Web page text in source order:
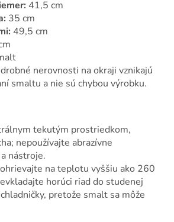
41,5 cm
35 cm
49,5 cm
drobné nerovnosti na okraji vznikajú
smaltu a nie sú chybou výrobku.
tekutým prostriedkom,
nepoužívajte abrazívne
nástroje.
na teplotu vyššiu ako 260
horúci riad do studenej
pretože smalt sa môže